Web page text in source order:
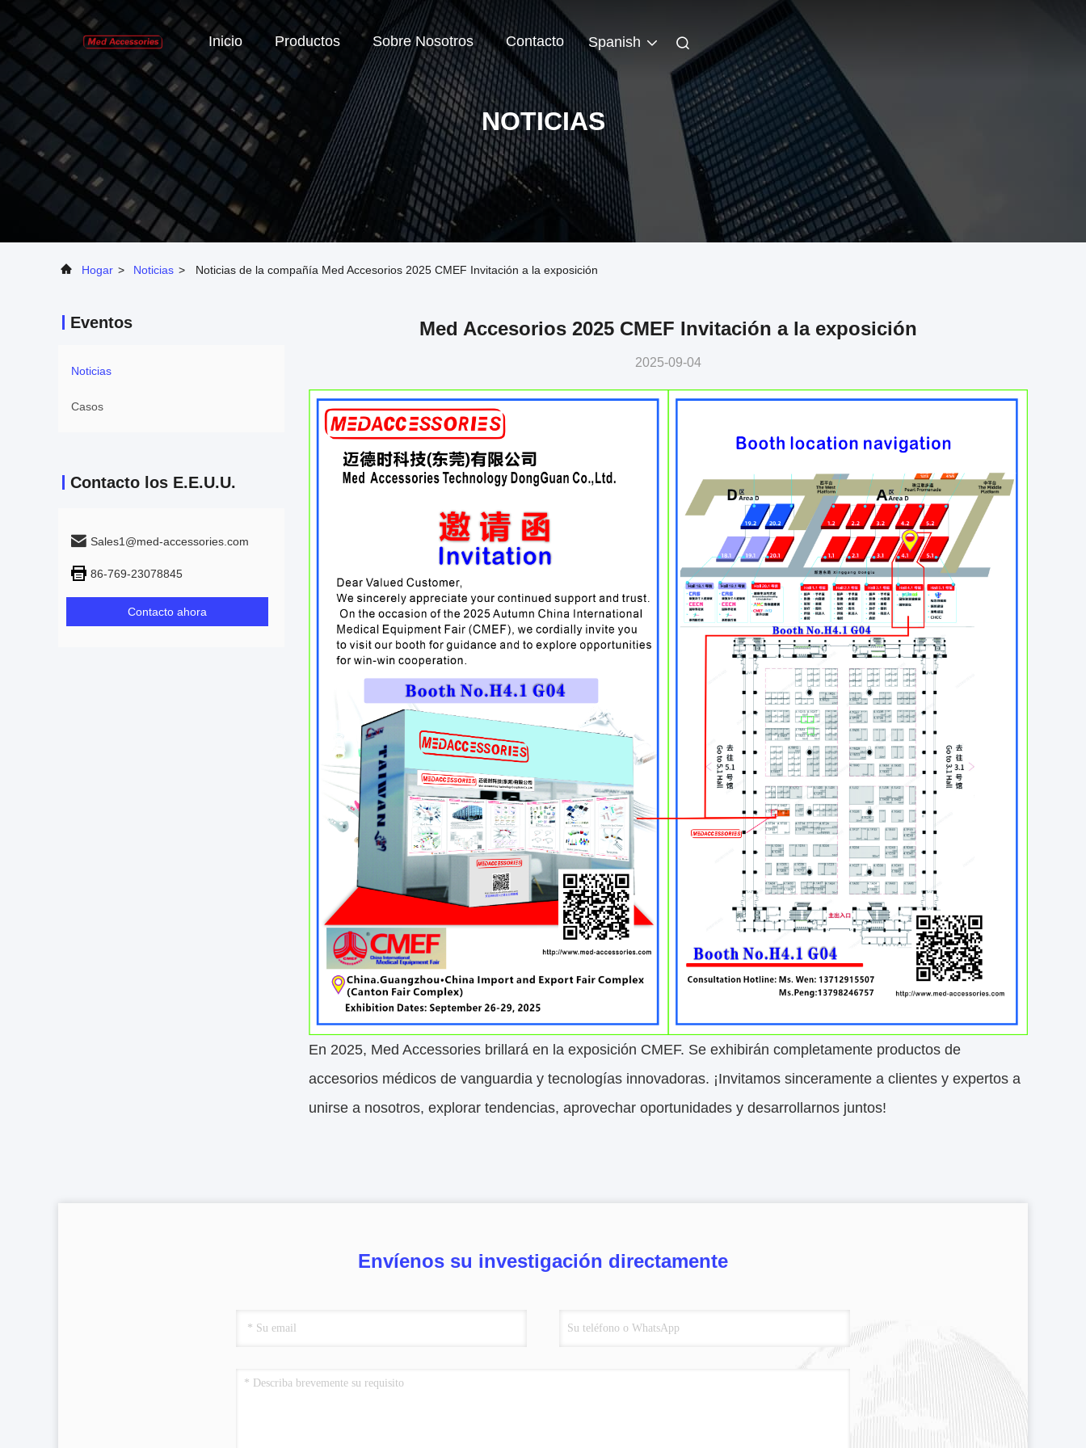
Inicio Productos Sobre Nosotros Contacto Spanish
NOTICIAS
Hogar > Noticias > Noticias de la compañía Med Accesorios 2025 CMEF Invitación a la exposición
Eventos
Noticias
Casos
Contacto los E.E.U.U.
Sales1@med-accessories.com
86-769-23078845
Contacto ahora
Med Accesorios 2025 CMEF Invitación a la exposición
2025-09-04
En 2025, Med Accessories brillará en la exposición CMEF. Se exhibirán completamente productos de
accesorios médicos de vanguardia y tecnologías innovadoras. ¡Invitamos sinceramente a clientes y expertos a
unirse a nosotros, explorar tendencias, aprovechar oportunidades y desarrollarnos juntos!
Envíenos su investigación directamente